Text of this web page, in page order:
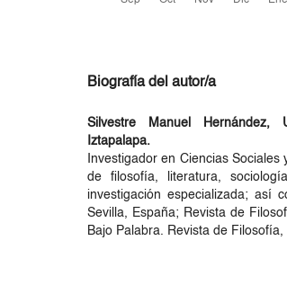
Biografía del autor/a
Silvestre Manuel Hernández,
Iztapalapa.
Investigador en Ciencias
de filosofía, literatura,
investigación especializada; así
Sevilla, España; Revista de
Bajo Palabra. Revista de